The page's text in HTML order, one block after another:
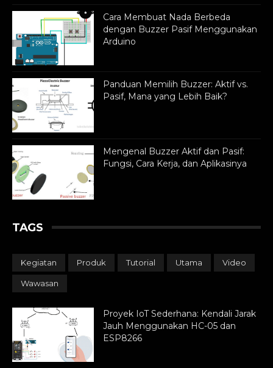
Cara Membuat Nada Berbeda
dengan Buzzer Pasif Menggunakan
Arduino
Panduan Memilih Buzzer: Aktif vs.
Pasif, Mana yang Lebih Baik?
Mengenal Buzzer Aktif dan Pasif:
Fungsi, Cara Kerja, dan Aplikasinya
TAGS
Kegiatan Produk Tutorial Utama Video
Wawasan
Proyek IoT Sederhana: Kendali Jarak
Jauh Menggunakan HC-05 dan
ESP8266